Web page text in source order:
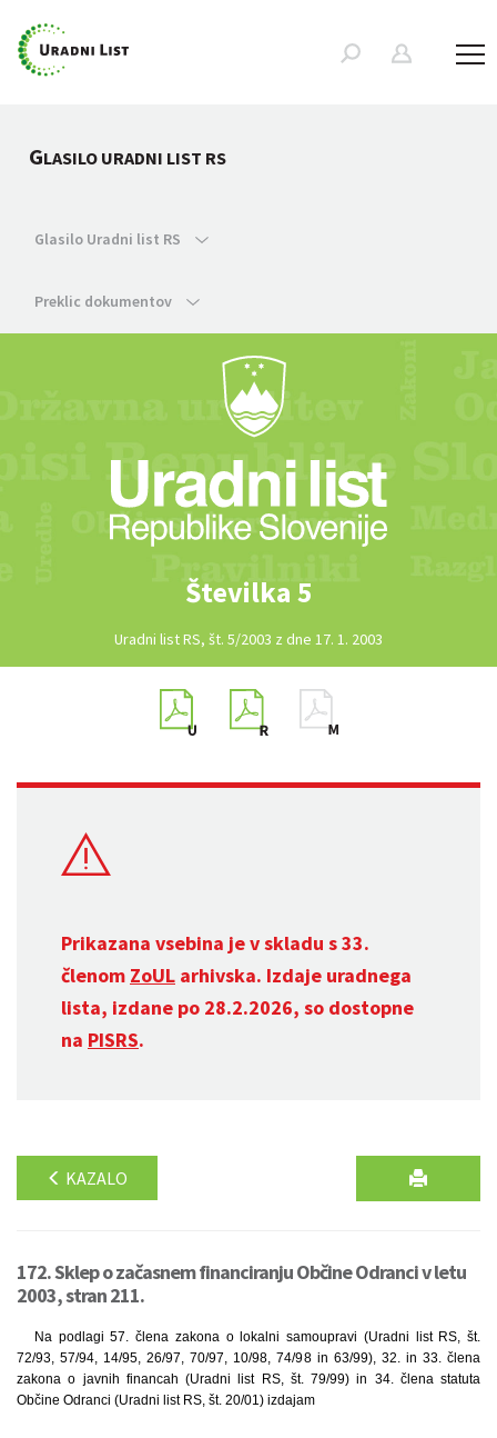
GLASILO URADNI LIST RS
Glasilo Uradni list RS
Preklic dokumentov
Številka 5
Uradni list RS, št. 5/2003 z dne 17. 1. 2003
Prikazana vsebina je v skladu s 33.
členom ZoUL arhivska. Izdaje uradnega
lista, izdane po 28.2.2026, so dostopne
na PISRS.
KAZALO
172. Sklep o začasnem financiranju Občine Odranci v letu
2003, stran 211.
Na podlagi 57. člena zakona o lokalni samoupravi (Uradni list RS, št.
72/93, 57/94, 14/95, 26/97, 70/97, 10/98, 74/98 in 63/99), 32. in 33. člena
zakona o javnih financah (Uradni list RS, št. 79/99) in 34. člena statuta
Občine Odranci (Uradni list RS, št. 20/01) izdajam